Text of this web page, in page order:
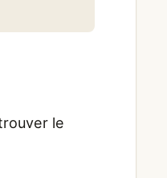
le